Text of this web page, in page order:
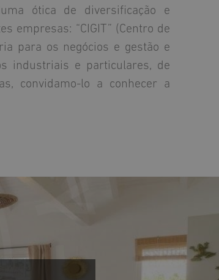
ótica de diversificação e
empresas: “CIGIT” (Centro de
para os negócios e gestão e
industriais e particulares, de
convidamo-lo a conhecer a